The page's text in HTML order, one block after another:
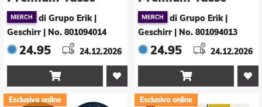
Lumos Maxima 430
ml
di Grupo Erik |
Geschirr
No. 801094014
24.95 24.12.2026

Wingardium
Leviosa 430 ml
di Grupo Erik |
Geschirr
No. 801094013
24.95 24.12.2026

Esclusiva online Esclusiva online